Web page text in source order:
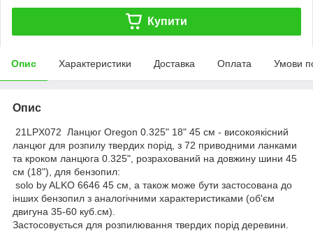
Купити
Опис Характеристики Доставка Оплата Умови
Опис
21LPX072 Ланцюг Oregon 0.325" 18" 45 см - високоякісний
ланцюг для розпилу твердих порід, з 72 приводними ланками
та кроком ланцюга 0.325", розрахований на довжину шини 45
см (18"), для бензопил:
solo by ALKO 6646 45 см, а також може бути застосована до
інших бензопил з аналогічними характеристиками (об'єм
двигуна 35-60 куб.см).
Застосовується для розпилювання твердих порід деревини.